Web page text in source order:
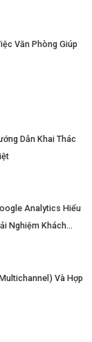
Văn Phòng Giúp
Dẫn Khai Thác
Analytics Hiểu
Nghiệm Khách
Và Hợp